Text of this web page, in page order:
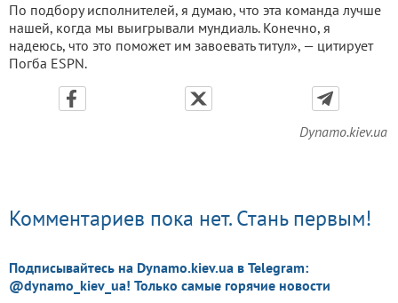
По подбору исполнителей, я думаю, что эта команда лучше
нашей, когда мы выигрывали мундиаль. Конечно, я
надеюсь, что это поможет им завоевать титул», — цитирует
Погба ESPN.
Dynamo.kiev.ua
Комментариев пока нет. Стань первым!
Подписывайтесь на Dynamo.kiev.ua в Telegram:
@dynamo_kiev_ua! Только самые горячие новости